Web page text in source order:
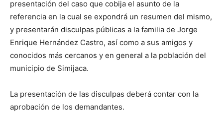
presentación del caso que cobija el asunto de la
referencia en la cual se expondrá un resumen del mismo,
y presentarán disculpas públicas a la familia de Jorge
Enrique Hernández Castro, así como a sus amigos y
conocidos más cercanos y en general a la población del
municipio de Simijaca.
La presentación de las disculpas deberá contar con la
aprobación de los demandantes.